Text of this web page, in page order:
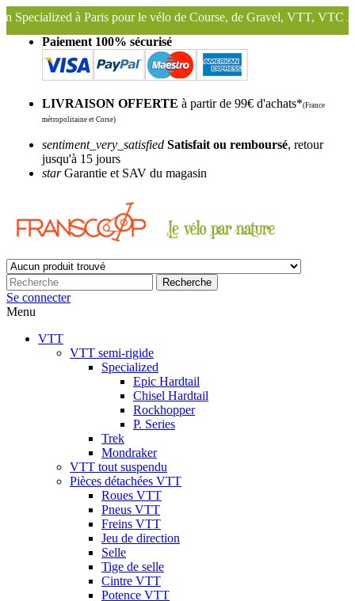
pour le vélo de Course, de Gravel, VTT, VTC ...
Nous
Paiement 100% sécurisé
LIVRAISON OFFERTE à partir de 99€ d'achats*(France
métropolitaine et Corse)
sentiment_very_satisfied Satisfait ou remboursé, retour
jusqu'à 15 jours
starGarantie et SAV du magasin
Recherche
Se connecter
Menu
VTT
VTT semi-rigide
Specialized
Epic Hardtail
Chisel Hardtail
Rockhopper
P. Series
Trek
Mondraker
VTT tout suspendu
Pièces détachées VTT
Roues VTT
Pneus VTT
Freins VTT
Jeu de direction
Selle
Tige de selle
Cintre VTT
Potence VTT